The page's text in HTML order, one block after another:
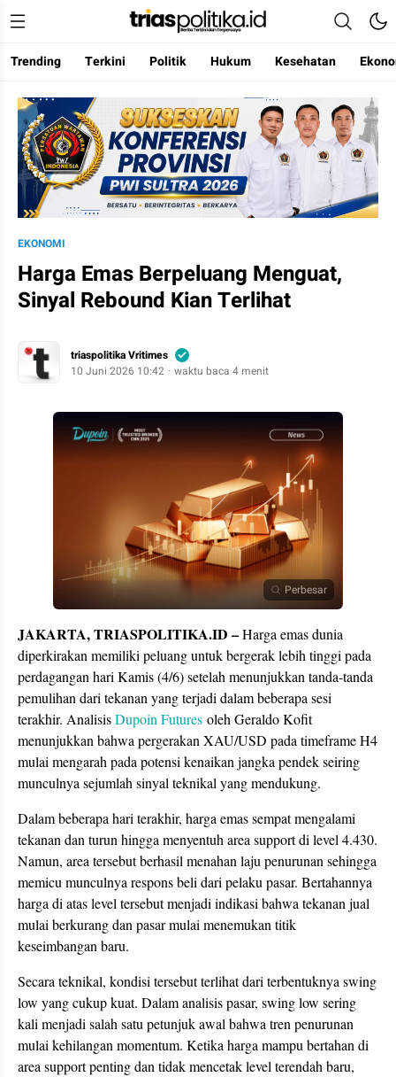
Berita Terkini & Terpercaya
Trending Terkini Politik Hukum Kesehatan
EKONOMI
Harga Emas Berpeluang Menguat,
Sinyal Rebound Kian Terlihat
triaspolitika Vritimes
10 Juni 2026 10:42
waktu baca 4 menit
Perbesar
JAKARTA, TRIASPOLITIKA.ID –Harga emas dunia
diperkirakan memiliki peluang untuk bergerak lebih tinggi pada
perdagangan hari Kamis (4/6) setelah menunjukkan tanda-tanda
pemulihan dari tekanan yang terjadi dalam beberapa sesi
terakhir. AnalisisDupoin Futures oleh Geraldo Kofit
menunjukkan bahwa pergerakan XAU/USD pada timeframe H4
mulai mengarah pada potensi kenaikan jangka pendek seiring
munculnya sejumlah sinyal teknikal yang mendukung.
Dalam beberapa hari terakhir, harga emas sempat mengalami
tekanan dan turun hingga menyentuh area support di level 4.430.
Namun, area tersebut berhasil menahan laju penurunan sehingga
memicu munculnya respons beli dari pelaku pasar. Bertahannya
harga di atas level tersebut menjadi indikasi bahwa tekanan jual
mulai berkurang dan pasar mulai menemukan titik
keseimbangan baru.
Secara teknikal, kondisi tersebut terlihat dari terbentuknya swing
low yang cukup kuat. Dalam analisis pasar, swing low sering
kali menjadi salah satu petunjuk awal bahwa tren penurunan
mulai kehilangan momentum. Ketika harga mampu bertahan di
area support penting dan tidak mencetak level terendah baru,